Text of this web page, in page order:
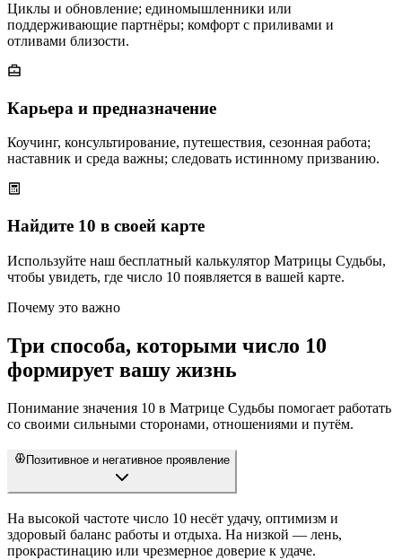
Циклы и обновление; единомышленники или
поддерживающие партнёры; комфорт с приливами и
отливами близости.
Карьера и предназначение
Коучинг, консультирование, путешествия, сезонная работа;
наставник и среда важны; следовать истинному призванию.
Найдите 10 в своей карте
Используйте наш бесплатный калькулятор Матрицы Судьбы,
чтобы увидеть, где число 10 появляется в вашей карте.
Почему это важно
Три способа, которыми число 10
формирует вашу жизнь
Понимание значения 10 в Матрице Судьбы помогает работать
со своими сильными сторонами, отношениями и путём.
Позитивное и негативное проявление
На высокой частоте число 10 несёт удачу, оптимизм и
здоровый баланс работы и отдыха. На низкой — лень,
прокрастинацию или чрезмерное доверие к удаче.